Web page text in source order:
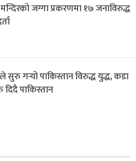
जग्गा प्रकरणमा १७ जनाविरुद्ध
सुरु गर्‍यो पाकिस्तान विरुद्ध युद्ध, कडा
पाकिस्तान